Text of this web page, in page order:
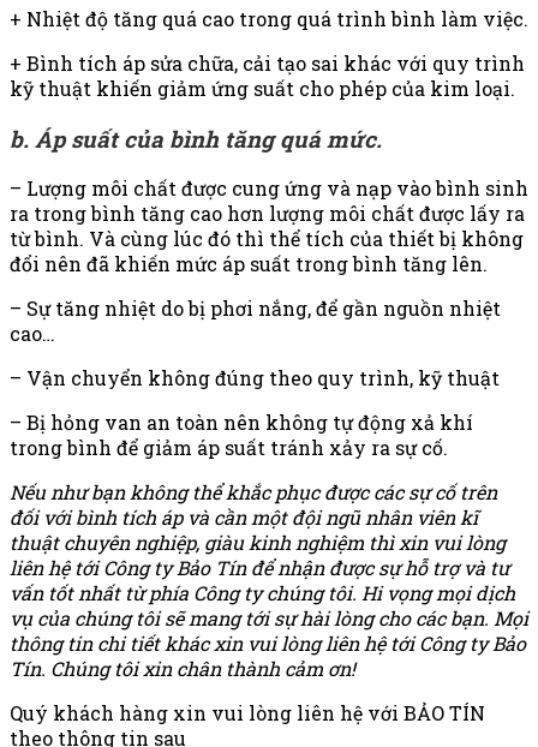
+ Nhiệt độ tăng quá cao trong quá trình bình làm việc.
+ Bình tích áp sửa chữa, cải tạo sai khác với quy trình
kỹ thuật khiến giảm ứng suất cho phép của kim loại.
b. Áp suất của bình tăng quá mức.
– Lượng môi chất được cung ứng và nạp vào bình sinh
ra trong bình tăng cao hơn lượng môi chất được lấy ra
từ bình. Và cùng lúc đó thì thể tích của thiết bị không
đổi nên đã khiến mức áp suất trong bình tăng lên.
– Sự tăng nhiệt do bị phơi nắng, để gần nguồn nhiệt
cao…
– Vận chuyển không đúng theo quy trình, kỹ thuật
– Bị hỏng van an toàn nên không tự động xả khí
trong bình để giảm áp suất tránh xảy ra sự cố.
Nếu như bạn không thể khắc phục được các sự cố trên
đối với bình tích áp và cần một đội ngũ nhân viên kĩ
thuật chuyên nghiệp, giàu kinh nghiệm thì xin vui lòng
liên hệ tới Công ty Bảo Tín để nhận được sự hỗ trợ và tư
vấn tốt nhất từ phía Công ty chúng tôi. Hi vọng mọi dịch
vụ của chúng tôi sẽ mang tới sự hài lòng cho các bạn. Mọi
thông tin chi tiết khác xin vui lòng liên hệ tới Công ty Bảo
Tín. Chúng tôi xin chân thành cảm ơn!
Quý khách hàng xin vui lòng liên hệ với BẢO TÍN
theo thông tin sau